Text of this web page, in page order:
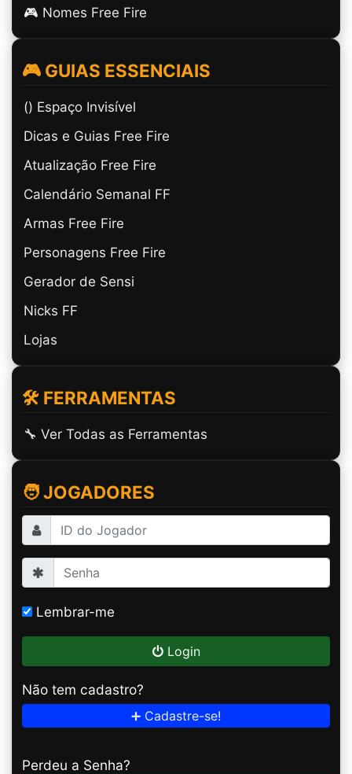
🎮 Nomes Free Fire
🎮 GUIAS ESSENCIAIS
(ㅤ) Espaço Invisível
Dicas e Guias Free Fire
Atualização Free Fire
Calendário Semanal FF
Armas Free Fire
Personagens Free Fire
Gerador de Sensi
Nicks FF
Lojas
🛠️ FERRAMENTAS
🔧 Ver Todas as Ferramentas
🧑 JOGADORES
Lembrar-me
Login
Não tem cadastro?
➕ Cadastre-se!
Perdeu a Senha?